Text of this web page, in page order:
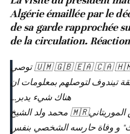
Algérie émaillée par le
de sa garde rapprochée
de la circulation.
خمس دول غربية، 🇺🇲 🇬🇧 🇪🇦 🇨🇦 🇭🇲 توصي
تيندوف لتوصلهم بمعلومات ان
هناك شيء يدبر…
تعرض موكب الرئيس الموريتاني🇲🇷 محمد ولد الشيخ
و وفاة حارسه الشخصي بنفس